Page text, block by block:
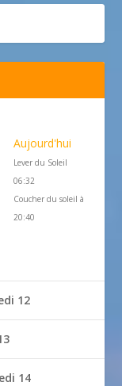
Aujourd'hui
Lever du Soleil
06:32
Coucher du soleil à
20:40
12
14